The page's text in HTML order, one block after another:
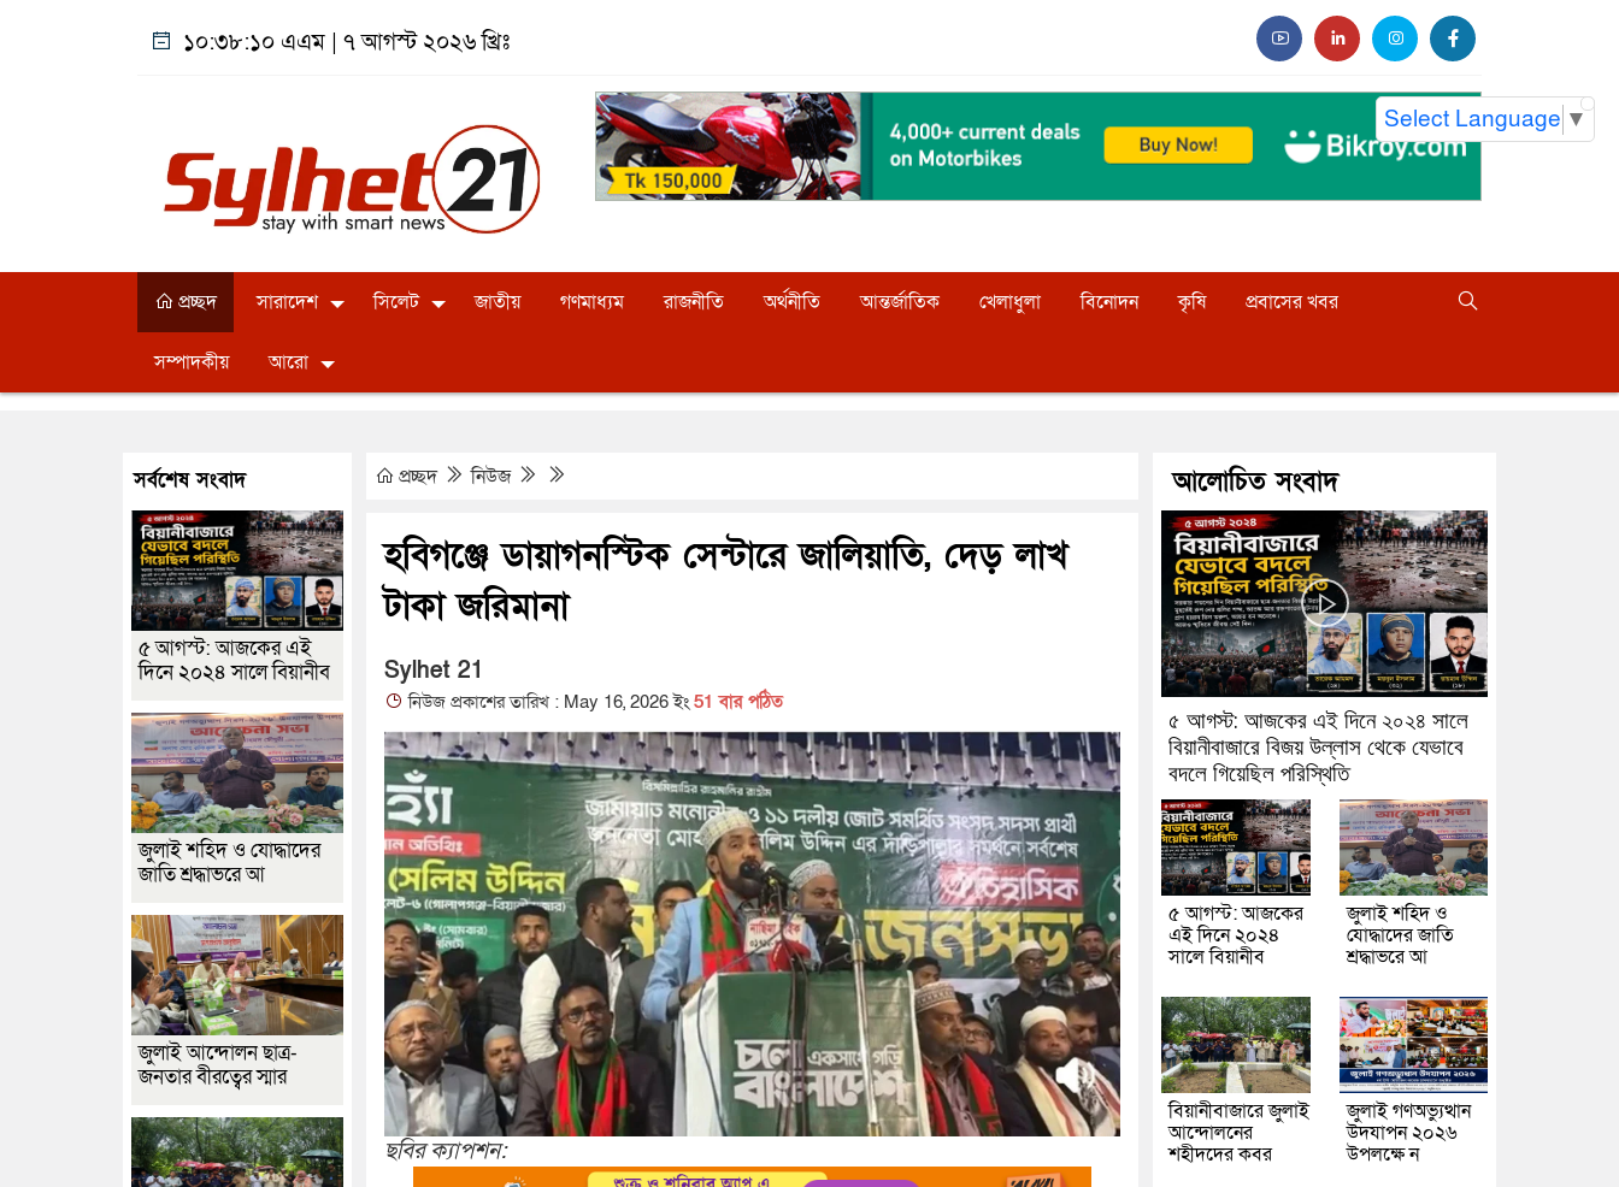
১০:৩৮:১১ এএম| ৭ আগস্ট ২০২৬ খ্রিঃ
Select Language ▼
প্রচ্ছদ সারাদেশ সিলেট জাতীয় গণমাধ্যম রাজনীতি অর্থনীতি আন্তর্জাতিক খেলাধুলা বিনোদন কৃষি প্রবাসের খবর
সম্পাদকীয় আরো
প্রচ্ছদ নিউজ
হবিগঞ্জে ডায়াগনস্টিক সেন্টারে জালিয়াতি, দেড় লাখ
টাকা জরিমানা
Sylhet 21
নিউজ প্রকাশের তারিখ : May 16, 2026 ইং 51 বার পঠিত
ছবির ক্যাপশন:
সর্বশেষ সংবাদ
৫ আগস্ট: আজকের এই
দিনে ২০২৪ সালে বিয়ানীব
জুলাই শহিদ ও যোদ্ধাদের
জাতি শ্রদ্ধাভরে আ
জুলাই আন্দোলন ছাত্র-
জনতার বীরত্বের স্মার
আলোচিত সংবাদ
৫ আগস্ট: আজকের এই দিনে ২০২৪ সালে
বিয়ানীবাজারে বিজয় উল্লাস থেকে যেভাবে
বদলে গিয়েছিল পরিস্থিতি
৫ আগস্ট: আজকের
এই দিনে ২০২৪
সালে বিয়ানীব
জুলাই শহিদ ও
যোদ্ধাদের জাতি
শ্রদ্ধাভরে আ
বিয়ানীবাজারে জুলাই
আন্দোলনের
শহীদদের কবর
জুলাই গণঅভ্যুত্থান
উদযাপন ২০২৬
উপলক্ষে ন